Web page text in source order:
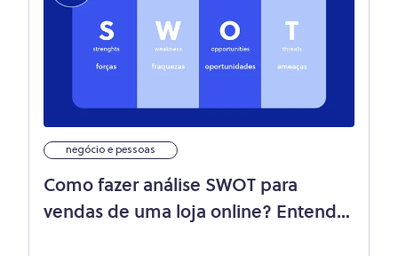
negócio e pessoas
Como fazer análise SWOT para
vendas de uma loja online? Entenda